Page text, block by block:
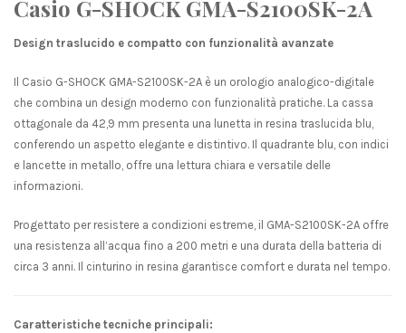
Casio G-SHOCK GMA-S2100SK-2A
Design traslucido e compatto con funzionalità avanzate
Il Casio G-SHOCK GMA-S2100SK-2A è un orologio analogico-digitale
che combina un design moderno con funzionalità pratiche. La cassa
ottagonale da 42,9 mm presenta una lunetta in resina traslucida blu,
conferendo un aspetto elegante e distintivo. Il quadrante blu, con indici
e lancette in metallo, offre una lettura chiara e versatile delle
informazioni.
Progettato per resistere a condizioni estreme, il GMA-S2100SK-2A offre
una resistenza all’acqua fino a 200 metri e una durata della batteria di
circa 3 anni. Il cinturino in resina garantisce comfort e durata nel tempo.
Caratteristiche tecniche principali: